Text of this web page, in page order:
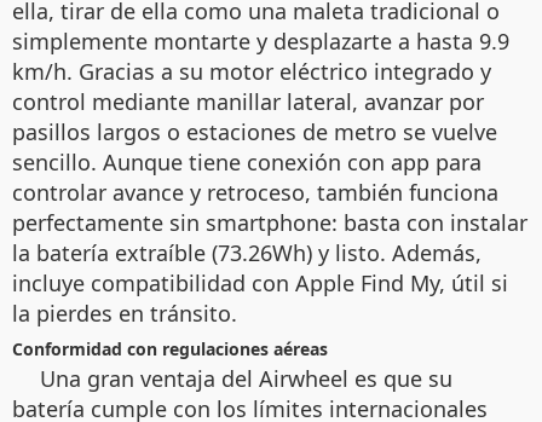
ella, tirar de ella como una maleta tradicional o
simplemente montarte y desplazarte a hasta 9.9
km/h. Gracias a su motor eléctrico integrado y
control mediante manillar lateral, avanzar por
pasillos largos o estaciones de metro se vuelve
sencillo. Aunque tiene conexión con app para
controlar avance y retroceso, también funciona
perfectamente sin smartphone: basta con instalar
la batería extraíble (73.26Wh) y listo. Además,
incluye compatibilidad con Apple Find My, útil si
la pierdes en tránsito.
Conformidad con regulaciones aéreas
Una gran ventaja del Airwheel es que su
batería cumple con los límites internacionales